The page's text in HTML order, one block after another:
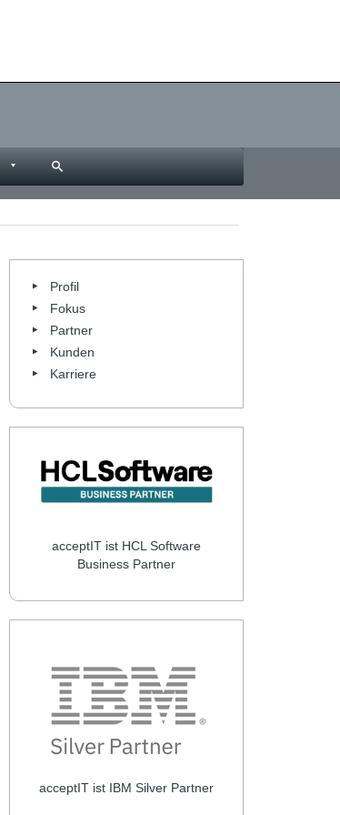
Profil
Fokus
Partner
Kunden
Karriere
acceptIT ist HCL Software
Business Partner
acceptIT ist IBM Silver Partner